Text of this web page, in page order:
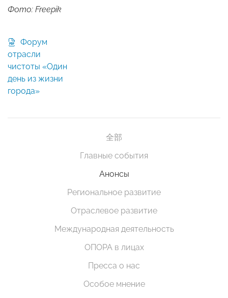
Фото: Freepik
отрасли
чистоты «Один
день из жизни
города»
全部
Главные события
Анонсы
Региональное развитие
Отраслевое развитие
Международная деятельность
ОПОРА в лицах
Пресса о нас
Особое мнение